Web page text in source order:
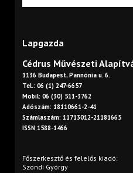
Lapgazda
Cédrus Művészeti
1136 Budapest, Pannónia u. 6.
Tel.: 06 (1) 247-6657
Mobil: 06 (30) 511-3762
Adószám: 18110661-2-41
Számlaszám: 11713012-21181665
ISSN 1588-1466
Főszerkesztő és felelős kiadó:
Szondi György